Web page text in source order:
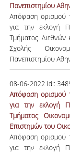
Πανεπιστημίου
Απόφαση ορισμού
για την εκλογή
Τμήματος
Σχολής
Πανεπιστημίου
08-06-2022 id::
Απόφαση ορισμού
για την εκλογή
Τμήματος
Επιστημών του
Απόφαση ορισμού
για την εκλογή